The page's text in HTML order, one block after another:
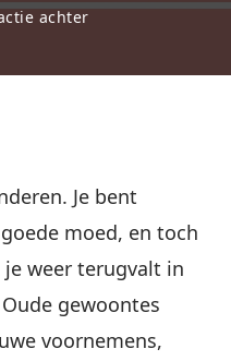
achterop
herkennen
terugval
eetgedrag
naar
blijvende
Je bent
moed, en toch
weer terugvalt in
gewoontes
voornemens,